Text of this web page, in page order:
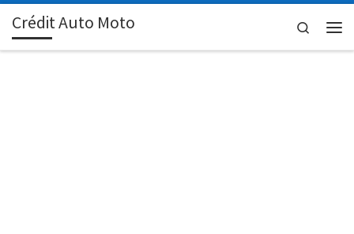
Passer au contenu
Crédit Auto Moto
Search